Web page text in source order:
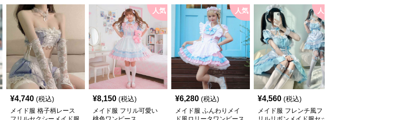
¥4,740 (税込)
メイド服 格子柄レース
人気
¥8,150 (税込)
メイド服 フリル可愛い
人気
¥6,280 (税込)
メイド服 ふんわりメイ
人気
¥4,560 (税込)
メイド服 フレンチ風フ